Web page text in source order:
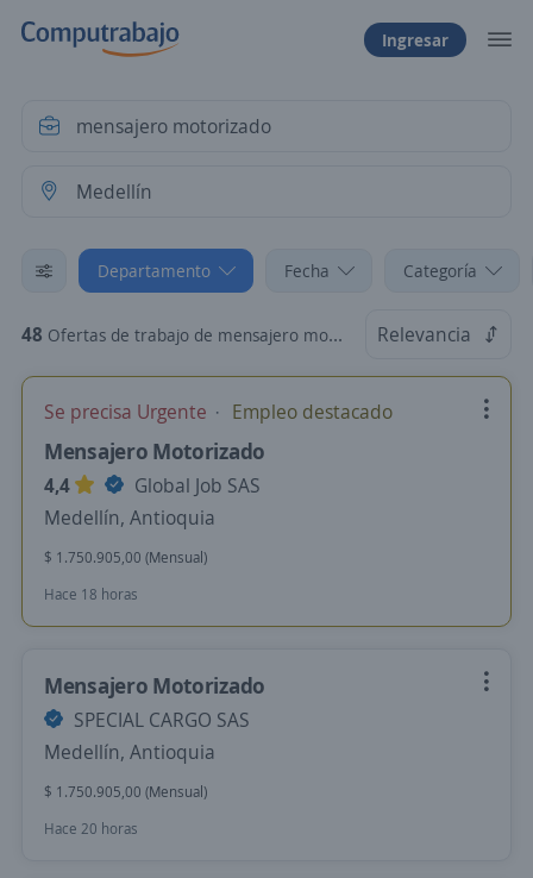
Ingresar
Departamento Fecha Categoría
48 Ofertas de trabajo de mensajero motorizado en Medellín, Antioquia Relevancia
Se precisa Urgente Empleo destacado
Mensajero Motorizado
4,4
Global Job SAS
Medellín, Antioquia
$ 1.750.905,00 (Mensual)
Hace 18 horas
Mensajero Motorizado
SPECIAL CARGO SAS
Medellín, Antioquia
$ 1.750.905,00 (Mensual)
Hace 20 horas